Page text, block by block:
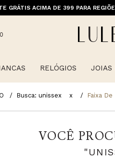
GRÁTIS ACIMA DE 399 PARA
PRIMEIRACOMPRA (EXCETO
RELÓGIOS JOIAS
Busca: unissex x Faixa De
VOCÊ